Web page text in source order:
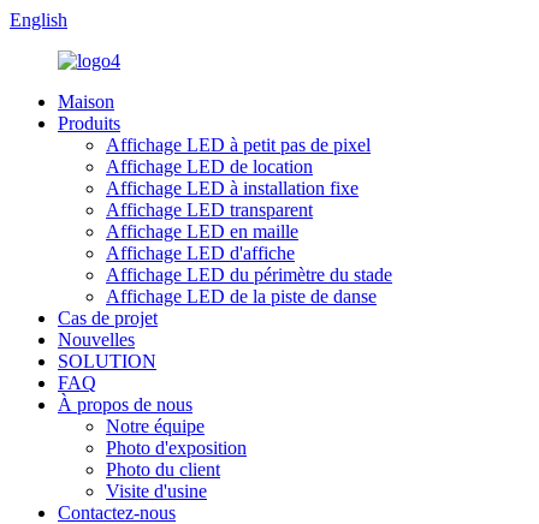
English
Maison
Produits
Affichage LED à petit pas de pixel
Affichage LED de location
Affichage LED à installation fixe
Affichage LED transparent
Affichage LED en maille
Affichage LED d'affiche
Affichage LED du périmètre du stade
Affichage LED de la piste de danse
Cas de projet
Nouvelles
SOLUTION
FAQ
À propos de nous
Notre équipe
Photo d'exposition
Photo du client
Visite d'usine
Contactez-nous